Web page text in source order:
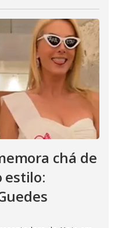
chá de
estilo: